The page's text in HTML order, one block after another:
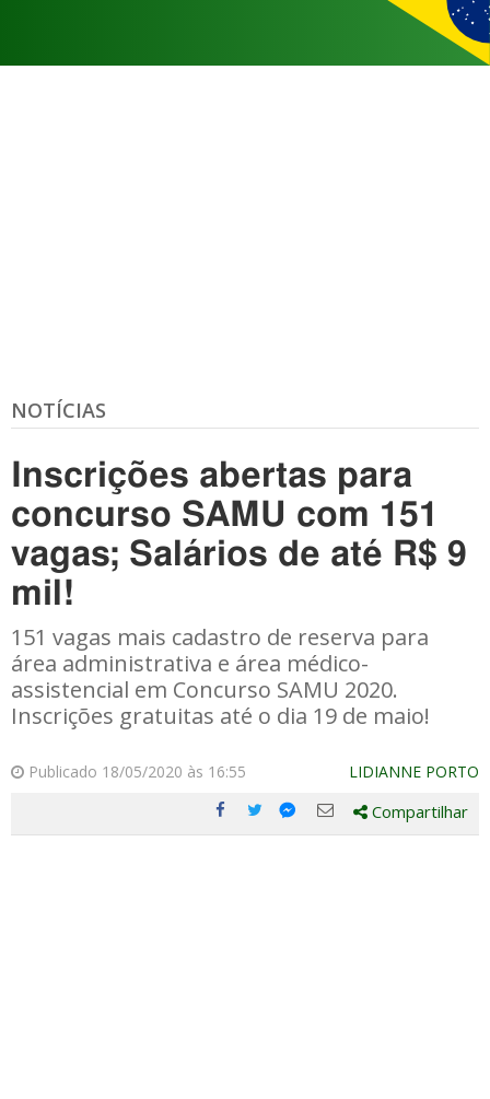
NOTÍCIAS
Inscrições abertas para
concurso SAMU com 151
vagas; Salários de até R$ 9
mil!
151 vagas mais cadastro de reserva para
área administrativa e área médico-
assistencial em Concurso SAMU 2020.
Inscrições gratuitas até o dia 19 de maio!
Publicado 18/05/2020 às 16:55 LIDIANNE PORTO
Compartilhe
Compartilhe
Compartilhe
Compartilhe
Compartilhar